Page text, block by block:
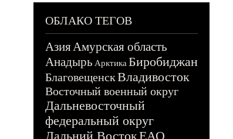
ОБЛАКО ТЕГОВ
АзияАмурская область
Анадырь Арктика Биробиджан
БлаговещенскВладивосток
Восточный военный округ
Дальневосточный
федеральный округ
Дальний ВостокЕАО